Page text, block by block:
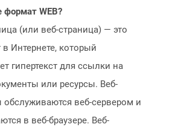
формат WEB?
(или веб-страница) — это
Интернете, который
гипертекст для ссылки на
или ресурсы. Веб-
обслуживаются веб-сервером и
в веб-браузере. Веб-